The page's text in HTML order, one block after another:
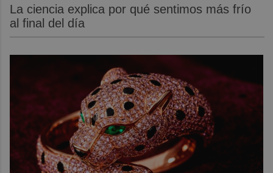
La ciencia explica por qué sentimos más frío
al final del día